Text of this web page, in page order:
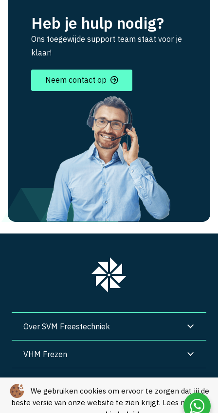
We gebruiken cookies om ervoor te zorgen dat jij de
beste versie van onze website te zien krijgt. Lees meer in
Heb je hulp nodig?
Ons toegewijde support team staat voor je
klaar!
Neem contact op
Over SVM Freestechniek
VHM Frezen
Algemene voorwaarden | Privacy